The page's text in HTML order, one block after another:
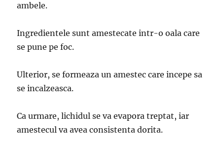
ambele.
Ingredientele sunt amestecate intr-o oala care
se pune pe foc.
Ulterior, se formeaza un amestec care incepe sa
se incalzeasca.
Ca urmare, lichidul se va evapora treptat, iar
amestecul va avea consistenta dorita.